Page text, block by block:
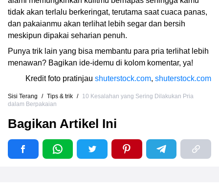
tidak akan terlalu berkeringat, terutama saat cuaca panas,
dan pakaianmu akan terlihat lebih segar dan bersih
meskipun dipakai seharian penuh.
Punya trik lain yang bisa membantu para pria terlihat lebih
menawan? Bagikan ide-idemu di kolom komentar, ya!
Kredit foto pratinjau shuterstock.com, shuterstock.com
Sisi Terang / Tips & trik /
10 Kesalahan yang Sering Dilakukan Pria
dalam Berpakaian
Bagikan Artikel Ini